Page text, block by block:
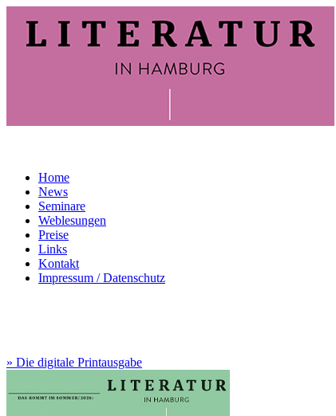
Home
News
Seminare
Weblesungen
Preise
Links
Kontakt
Impressum / Datenschutz
» Die digitale Printausgabe